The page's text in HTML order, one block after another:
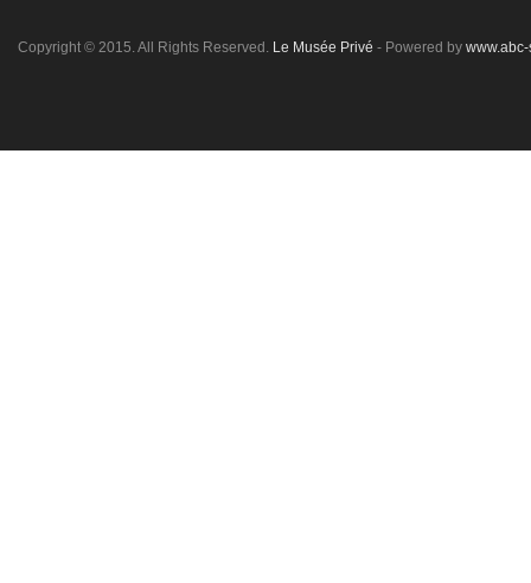
Copyright © 2015. All Rights Reserved. Le Musée Privé - Powered by